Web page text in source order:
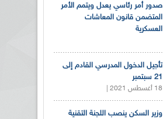
صدور أمر رئاسي يعدل ويتمم الأمر
المتضمن قانون المعاشات
العسكرية
تأجيل الدخول المدرسي القادم إلى
21 سبتمبر
18 أغسطس 2021 |
وزير السكن ينصب اللجنة التقنية